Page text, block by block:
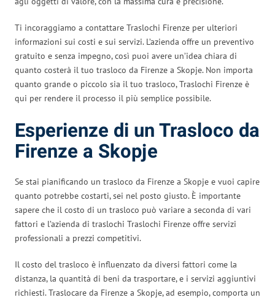
Ti incoraggiamo a contattare Traslochi Firenze per ulteriori
informazioni sui costi e sui servizi. L’azienda offre un preventivo
gratuito e senza impegno, così puoi avere un’idea chiara di
quanto costerà il tuo trasloco da Firenze a Skopje. Non importa
quanto grande o piccolo sia il tuo trasloco, Traslochi Firenze è
qui per rendere il processo il più semplice possibile.
Esperienze di un Trasloco da
Firenze a Skopje
Se stai pianificando un trasloco da Firenze a Skopje e vuoi capire
quanto potrebbe costarti, sei nel posto giusto. È importante
sapere che il costo di un trasloco può variare a seconda di vari
fattori e l’azienda di traslochi Traslochi Firenze offre servizi
professionali a prezzi competitivi.
Il costo del trasloco è influenzato da diversi fattori come la
distanza, la quantità di beni da trasportare, e i servizi aggiuntivi
richiesti. Traslocare da Firenze a Skopje, ad esempio, comporta un